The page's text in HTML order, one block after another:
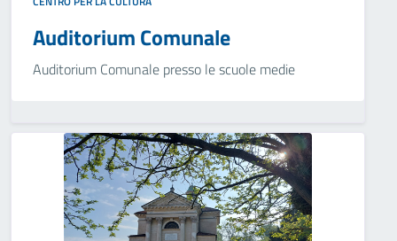
Auditorium Comunale
Auditorium Comunale presso le scuole medie